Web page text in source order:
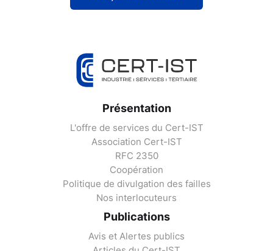
Présentation
L'offre de services du Cert-IST
Association Cert-IST
RFC 2350
Coopération
Politique de divulgation des failles
Nos interlocuteurs
Publications
Avis et Alertes publics